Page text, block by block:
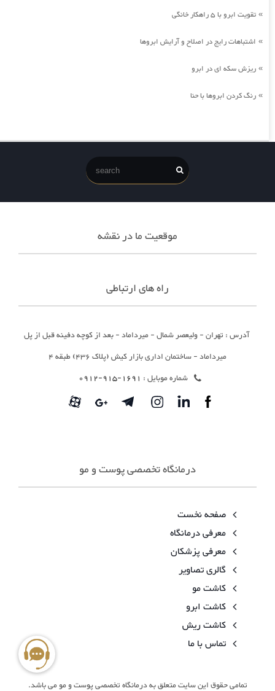
» تقویت ابرو با 5 راهکار خانگی
» اشتباهات رایج در اصلاح و آرایش ابروها
» ریزش سکه ای در ابرو
» رنگ کردن ابروها با حنا
موقعیت ما در نقشه
راه های ارتباطی
آدرس : تهران - ولیعصر شمال - میرداماد - بعد از کوچه دفینه قبل از پل
میرداماد - ساختمان اداری بازار کیش (پلاک 436) طبقه 4
شماره موبایل : 1691-915-0912
درمانگاه تخصصی پوست و مو
صفحه نخست
معرفی درمانگاه
معرفی پزشکان
گالری تصاویر
کاشت مو
کاشت ابرو
کاشت ریش
تماس با ما
تمامی حقوق این سایت متعلق به درمانگاه تخصصی پوست و مو می باشد.